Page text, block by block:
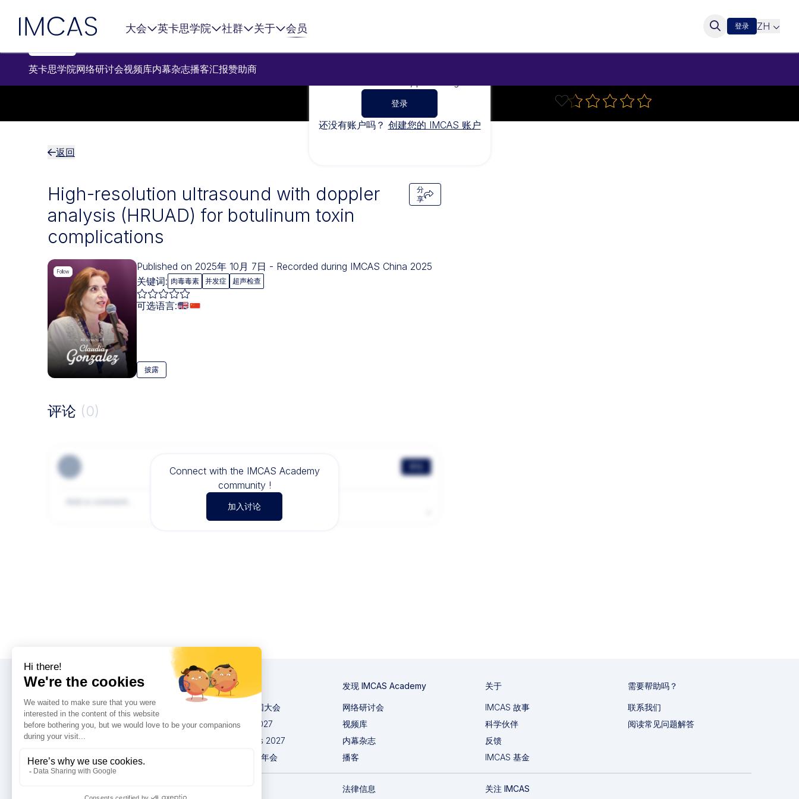
IMCAS
大会 英卡思学院 社群 关于 会员 登录 ZH
英卡思学院网络研讨会视频库内幕杂志播客汇报赞助商
登录
还没有账户吗？ 创建您的 IMCAS 账户
返回
High-resolution ultrasound with doppler
analysis (HRUAD) for botulinum toxin
complications
分
享
Follow
Published on 2025年 10月 7日 - Recorded during IMCAS China 2025
关键词: 肉毒毒素 并发症 超声检查
可选语言:
披露
评论 (0)
Connect with the IMCAS Academy
community !
加入讨论
大会
2026 英卡思中国大会
IMCAS World 2027
IMCAS Americas 2027
2027英卡思亚洲年会
发现 IMCAS Academy
网络研讨会
视频库
内幕杂志
播客
关于
IMCAS 故事
科学伙伴
反馈
IMCAS 基金
需要帮助吗？
联系我们
阅读常见问题解答
法律信息 关注 IMCAS